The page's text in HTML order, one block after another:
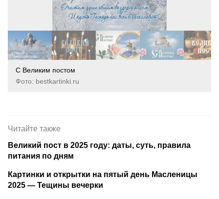
С Великим постом
Фото: bestkartinki.ru
Читайте также
Великий пост в 2025 году: даты, суть, правила
питания по дням
Картинки и открытки на пятый день Масленицы
2025 — Тещины вечерки